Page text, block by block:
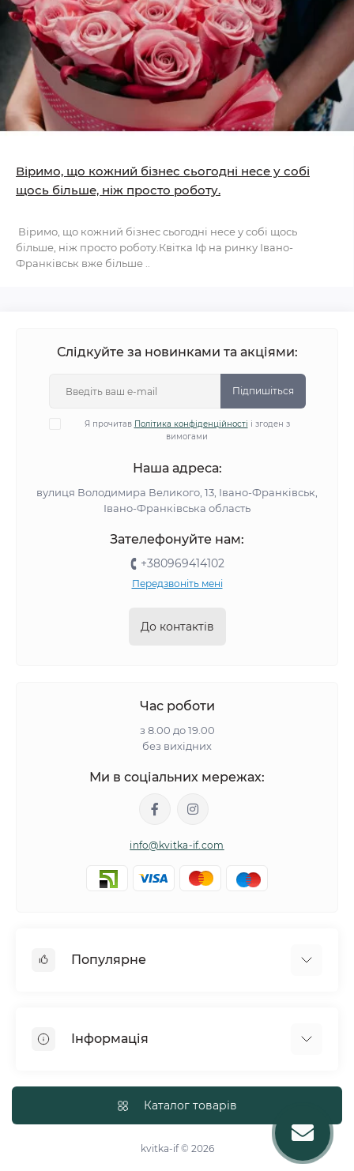
Віримо, що кожний бізнес сьогодні несе у собі
щось більше, ніж просто роботу.
Віримо, що кожний бізнес сьогодні несе у собі щось
більше, ніж просто роботу.Квітка Іф на ринку Івано-
Франківськ вже більше ..
Слідкуйте за новинками та акціями:
Підпишіться
Я прочитав Політика конфіденційності і згоден з
вимогами
Наша адреса:
вулиця Володимира Великого, 13, Івано-Франківськ,
Івано-Франківська область
Зателефонуйте нам:
+380969414102
Передзвоніть мені
До контактів
Час роботи
з 8.00 до 19.00
без вихідних
Ми в соціальних мережах:
info@kvitka-if.com
Популярне
Вазони
Кошики з квітів
Повітряні кульки
Інформація
Доставка
Політика конфіденційності
Каталог товарів
kvitka-if © 2026